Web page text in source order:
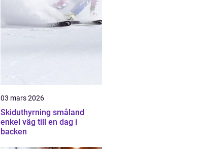
03 mars 2026
Skiduthyrning småland
enkel väg till en dag i
backen